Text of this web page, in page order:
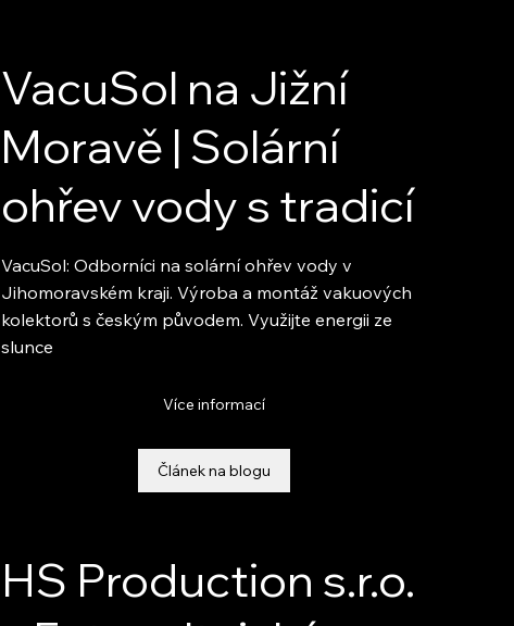
VacuSol na Jižní
Moravě | Solární
ohřev vody s tradicí
VacuSol: Odborníci na solární ohřev vody v
Jihomoravském kraji. Výroba a montáž vakuových
kolektorů s českým původem. Využijte energii ze
slunce
Více informací
Článek na blogu
HS Production s.r.o.